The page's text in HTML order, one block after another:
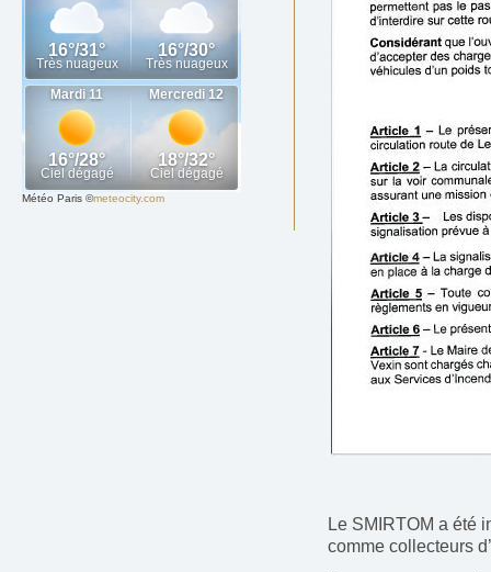
Météo Paris ©meteocity.com
Le SMIRTOM a été
comme collecteurs